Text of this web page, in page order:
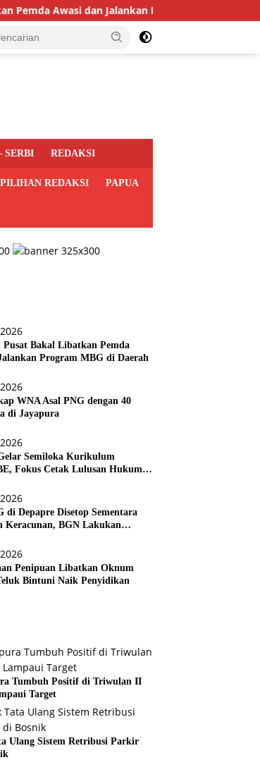
Awasi dan Jalankan Program MBG di Daerah
SERBI REDAKSI
REDAKSI PAPUA
Pusat Bakal Libatkan Pemda
Program MBG di Daerah
WNA Asal PNG dengan 40
di Jayapura
Semiloka Kurikulum
Fokus Cetak Lulusan Hukum
di Depapre Disetop Sementara
Keracunan, BGN Lakukan
Penipuan Libatkan Oknum
Bintuni Naik Penyidikan
Tumbuh Positif di Triwulan II
Target
Ulang Sistem Retribusi Parkir